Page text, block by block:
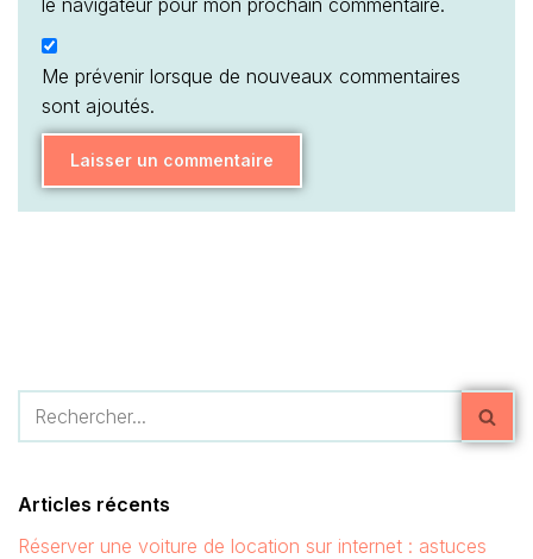
le navigateur pour mon prochain commentaire.
Me prévenir lorsque de nouveaux commentaires
sont ajoutés.
Articles récents
Réserver une voiture de location sur internet : astuces